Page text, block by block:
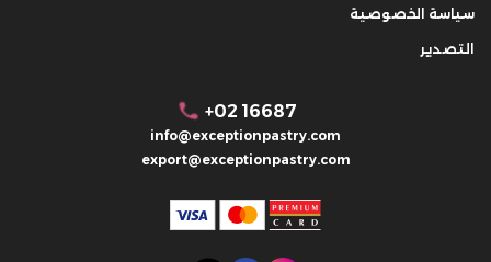
سياسة الخصوصية
التصدير
+02 16687
info@exceptionpastry.com
export@exceptionpastry.com